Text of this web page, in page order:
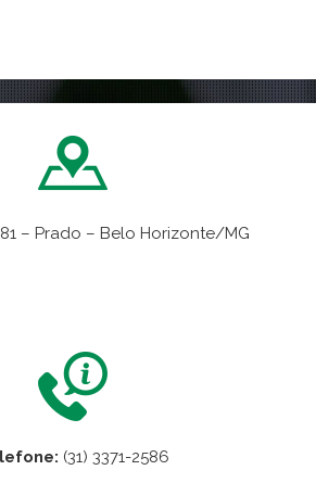
– Prado – Belo Horizonte/MG
(31) 3371-2586